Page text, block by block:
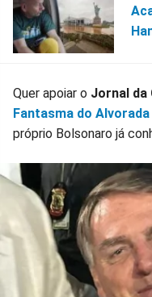
Quer apoiar o Jornal da
Fantasma do
próprio Bolsonaro já